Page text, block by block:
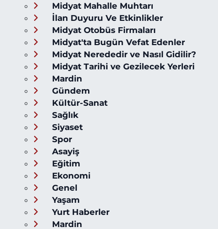
Midyat Mahalle Muhtarı
İlan Duyuru Ve Etkinlikler
Midyat Otobüs Firmaları
Midyat'ta Bugün Vefat Edenler
Midyat Nerededir ve Nasıl Gidilir?
Midyat Tarihi ve Gezilecek Yerleri
Mardin
Gündem
Kültür-Sanat
Sağlık
Siyaset
Spor
Asayiş
Eğitim
Ekonomi
Genel
Yaşam
Yurt Haberler
Mardin